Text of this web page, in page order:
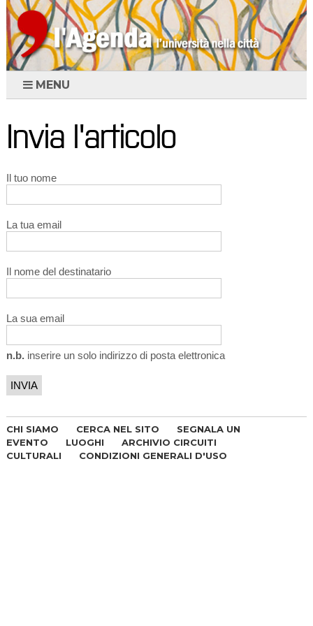
MENU
Invia l'articolo
Il tuo nome
La tua email
Il nome del destinatario
La sua email
n.b.inserire un solo indirizzo di posta elettronica
CHI SIAMO CERCA NEL SITO
SEGNALA UN
EVENTO
LUOGHI
ARCHIVIO CIRCUITI
CULTURALI
CONDIZIONI GENERALI D'USO